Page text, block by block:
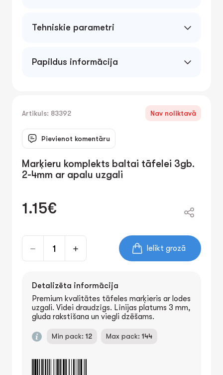
Tehniskie parametri
Papildus informācija
Artikuls: 83392 Nav noliktavā
Pievienot komentāru
Marķieru komplekts baltai tāfelei 3gb.
2-4mm ar apaІu uzgali
1.15€
Ielikt grozā
Detalizēta informācija
Premium kvalitātes tāfeles marķieris ar lodes
uzgali. Videi draudzīgs. Līnijas platums 3 mm,
gluda rakstīšana un viegli dzēšams.
Min pack: 12 Max pack: 144